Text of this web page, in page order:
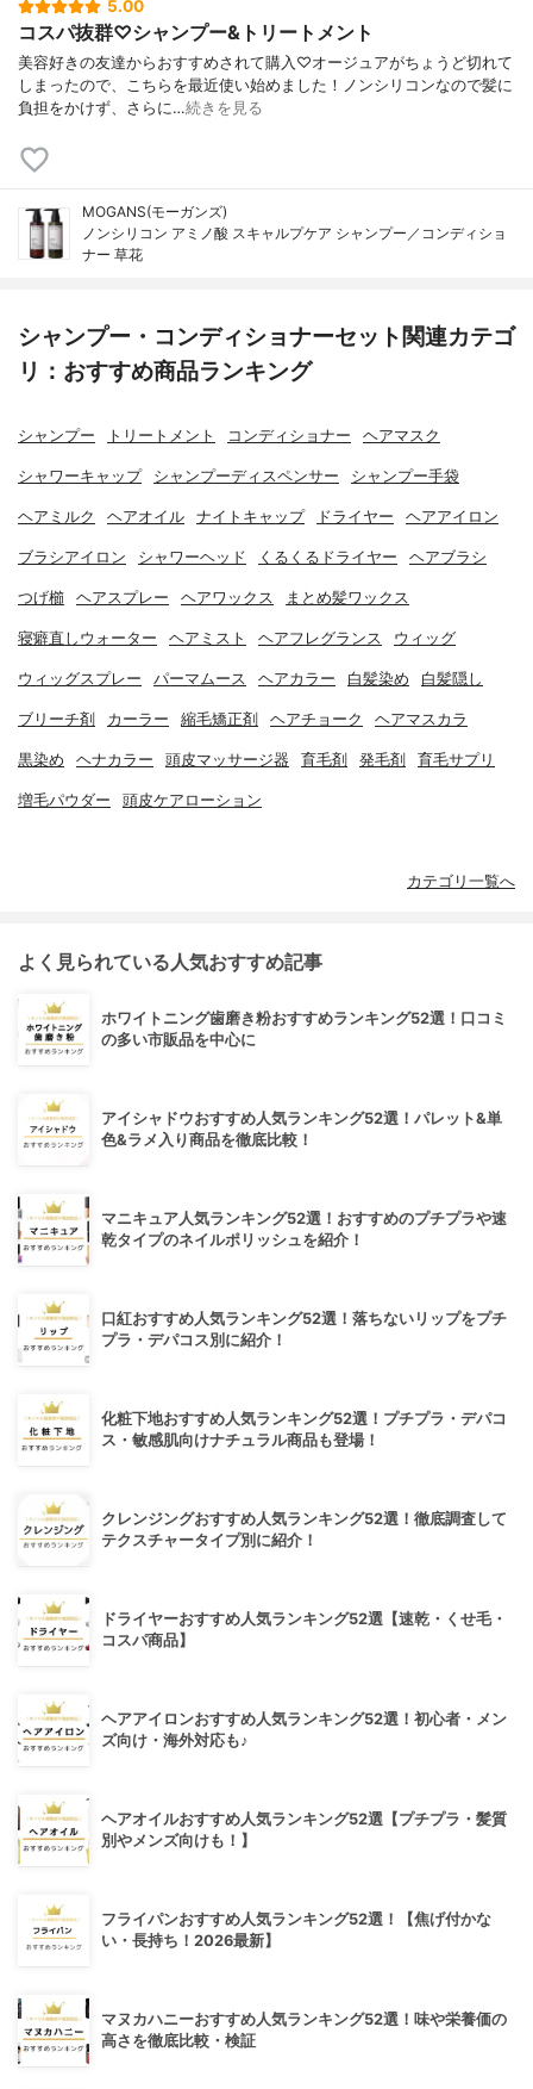
5.00
コスパ抜群♡シャンプー&トリートメント
美容好きの友達からおすすめされて購入♡オージュアがちょうど切れて
しまったので、こちらを最近使い始めました！ノンシリコンなので髪に
負担をかけず、さらに…続きを見る
MOGANS(モーガンズ)
ノンシリコン アミノ酸 スキャルプケア シャンプー／コンディショ
ナー 草花
シャンプー・コンディショナーセット関連カテゴ
リ：おすすめ商品ランキング
シャンプー トリートメント コンディショナー ヘアマスク
シャワーキャップ シャンプーディスペンサー シャンプー手袋
ヘアミルク ヘアオイル ナイトキャップ ドライヤー ヘアアイロン
ブラシアイロン シャワーヘッド くるくるドライヤー ヘアブラシ
つげ櫛 ヘアスプレー ヘアワックス まとめ髪ワックス
寝癖直しウォーター ヘアミスト ヘアフレグランス ウィッグ
ウィッグスプレー パーマムース ヘアカラー 白髪染め 白髪隠し
ブリーチ剤 カーラー 縮毛矯正剤 ヘアチョーク ヘアマスカラ
黒染め ヘナカラー 頭皮マッサージ器 育毛剤 発毛剤 育毛サプリ
増毛パウダー 頭皮ケアローション
カテゴリ一覧へ
よく見られている人気おすすめ記事
ホワイトニング歯磨き粉おすすめランキング52選！口コミ
の多い市販品を中心に
アイシャドウおすすめ人気ランキング52選！パレット&単
色&ラメ入り商品を徹底比較！
マニキュア人気ランキング52選！おすすめのプチプラや速
乾タイプのネイルポリッシュを紹介！
口紅おすすめ人気ランキング52選！落ちないリップをプチ
プラ・デパコス別に紹介！
化粧下地おすすめ人気ランキング52選！プチプラ・デパコ
ス・敏感肌向けナチュラル商品も登場！
クレンジングおすすめ人気ランキング52選！徹底調査して
テクスチャータイプ別に紹介！
ドライヤーおすすめ人気ランキング52選【速乾・くせ毛・
コスパ商品】
ヘアアイロンおすすめ人気ランキング52選！初心者・メン
ズ向け・海外対応も♪
ヘアオイルおすすめ人気ランキング52選【プチプラ・髪質
別やメンズ向けも！】
フライパンおすすめ人気ランキング52選！【焦げ付かな
い・長持ち！2026最新】
マヌカハニーおすすめ人気ランキング52選！味や栄養価の
高さを徹底比較・検証